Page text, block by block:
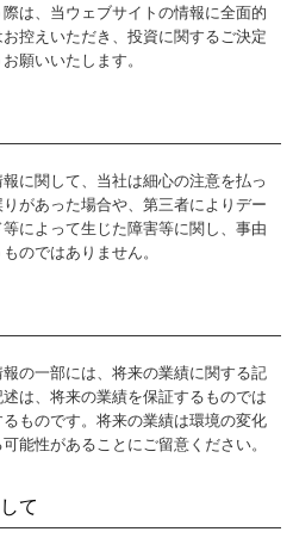
は、当ウェブサイトの情報に全面的
控えいただき、投資に関するご決定
願いいたします。
に関して、当社は細心の注意を払っ
があった場合や、第三者によりデー
によって生じた障害等に関し、事由
のではありません。
の一部には、将来の業績に関する記
は、将来の業績を保証するものでは
ものです。将来の業績は環境の変化
能性があることにご留意ください。
て